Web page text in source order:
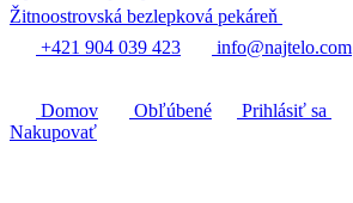
Žitnoostrovská bezlepková pekáreň
+421 904 039 423
info@najtelo.com
Domov Obľúbené Prihlásiť sa
Nakupovať